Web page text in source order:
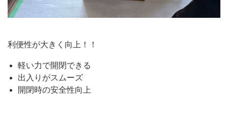
利便性が大きく向上！！
軽い力で開閉できる
出入りがスムーズ
開閉時の安全性向上